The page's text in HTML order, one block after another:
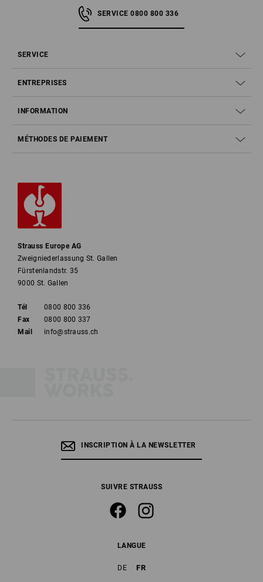
SERVICE 0800 800 336
SERVICE
ENTREPRISES
INFORMATION
MÉTHODES DE PAIEMENT
Strauss Europe AG
Zweigniederlassung St. Gallen
Fürstenlandstr. 35
9000 St. Gallen
Tél
0800 800 336
Fax
0800 800 337
Mail
info@strauss.ch
INSCRIPTION À LA NEWSLETTER
SUIVRE STRAUSS
LANGUE
DE FR